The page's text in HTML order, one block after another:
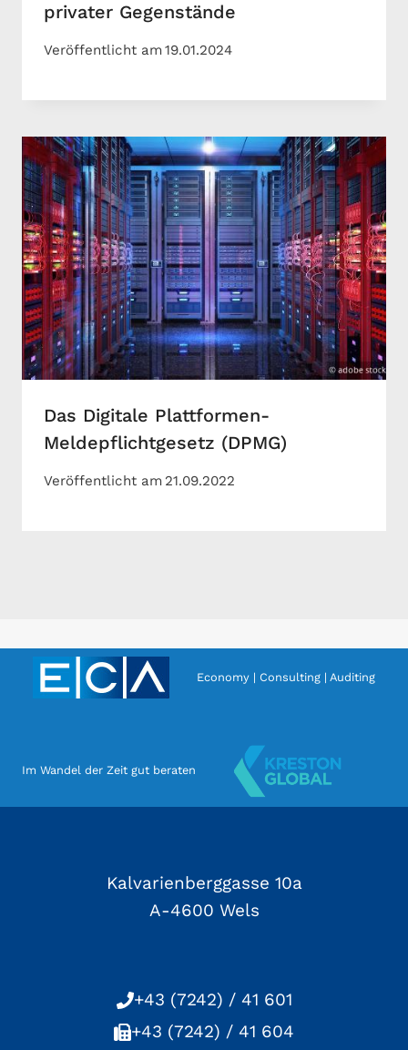
privater Gegenstände
Veröffentlicht am19.01.2024
Das Digitale Plattformen-
Meldepflichtgesetz (DPMG)
Veröffentlicht am 21.09.2022
Economy | Consulting | Auditing
Im Wandel der Zeit gut beraten
Kalvarienberggasse 10a
A-4600 Wels
+43 (7242) / 41 601
+43 (7242) / 41 604